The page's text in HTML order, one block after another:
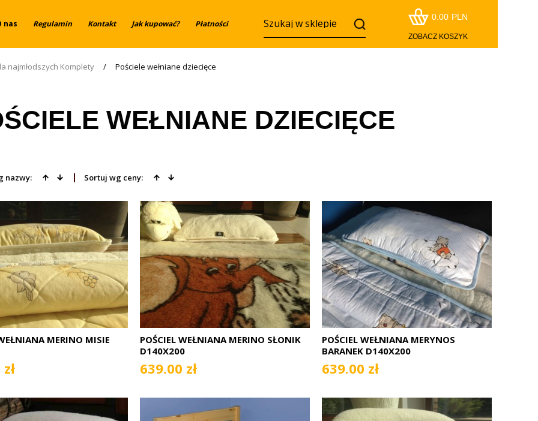
nas Regulamin Kontakt Jak kupować? Płatności
0.00 PLN
ZOBACZ KOSZYK
najmłodszych Komplety / Pościele wełniane dziecięce
WEŁNIANE DZIECIĘCE
nazwy: Sortuj wg ceny:
MERINO MISIE
POŚCIEL WEŁNIANA MERINO SŁONIK
D140X200
639.00 zł
POŚCIEL WEŁNIANA MERYNOS
BARANEK D140X200
639.00 zł